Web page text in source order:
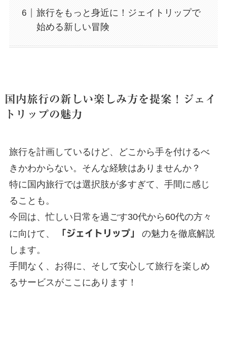
旅行をもっと身近に！ジェイトリップで
始める新しい冒険
国内旅行の新しい楽しみ方を提案！ジェイ
トリップの魅力
旅行を計画しているけど、どこから手を付けるべ
きかわからない。そんな経験はありませんか？
特に国内旅行では選択肢が多すぎて、手間に感じ
ることも。
今回は、忙しい日常を過ごす30代から60代の方々
に向けて、
「ジェイトリップ」
の魅力を徹底解説
します。
手間なく、お得に、そして安心して旅行を楽しめ
るサービスがここにあります！